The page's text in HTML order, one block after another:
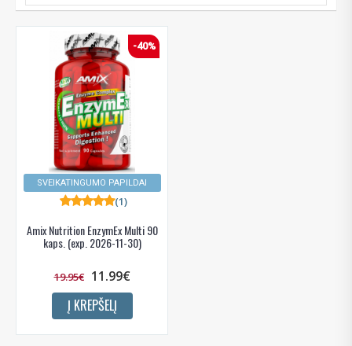
SVEIKATINGUMO PAPILDAI
-40%
Amix Nutrition EnzymEx Multi 90
kaps. (exp. 2026-11-30)
(1)
19.95€ 11.99€
Į KREPŠELĮ